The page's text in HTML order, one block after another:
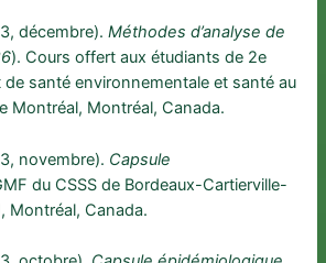
décembre).Méthodes d’analyse de
). Cours offert aux étudiants de 2e
santé environnementale et santé au
Montréal, Montréal, Canada.
novembre). Capsule
du CSSS de Bordeaux-Cartierville-
Montréal, Canada.